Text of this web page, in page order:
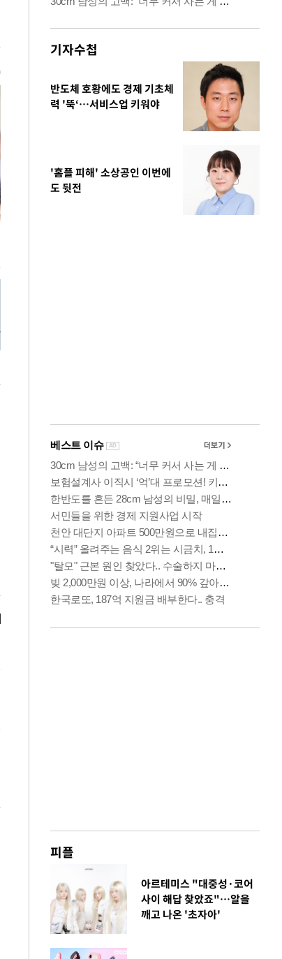
기자수첩
반도체 호황에도 경제 기초체
력 '뚝‘…서비스업 키워야
'홈플 피해' 소상공인 이번에
도 뒷전
피플
아르테미스 "대중성·코어
사이 해답 찾았죠"…알을
깨고 나온 '초자아'